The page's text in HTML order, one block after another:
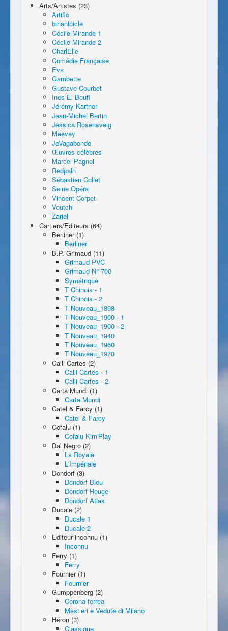
Arts/Artistes (23)
Artiflo
bihanloicle
Cécile Mirande 1
Cécile Mirande 2
CharlElie
Comédie Française
Eva
Gambette
Gustave Courbet
Ines El Boufi
Jérémy Kartner
Jean-Michel Bertin
Jessica Rosensveig
Maevey
JeVagabonde
Œuvres célèbres
Marcel Pagnol
Redpaln
Sébastien Collet
Seine Opéra
Vincent Corpet
Voutch
Zariel
Cartiers/Editeurs (64)
Berliner (1)
Berliner
B.P. Grimaud (11)
Grimaud PVC
Grimaud N° 700
Symétrique
T Chinois - 1
T Chinois - 2
T Nouveau_1898
T Nouveau_1900 - 1
T Nouveau_1900 - 2
T Nouveau_1940
T Nouveau_1960
T Nouveau_1970
Calli Cartes (2)
Calli Cartes - 1
Calli Cartes - 2
Carta Mundi (1)
Carta Mundi
Catel & Farcy (1)
Catel & Farcy
Cofalu (1)
Cofalu Kim'Play
Dal Negro (2)
La Royale
L'Impériale
Dondorf (3)
Dondorf Bleu
Dondorf Rouge
Dondorf Atlas
Ducale (2)
Ducale 1
Ducale 2
Editeur inconnu (1)
Inconnu
Ferry (1)
Ferry
Fournier (1)
Fournier
Gumppenberg (2)
Corona ferrea
Mestieri e Vedute di Milano
Héron (3)
Classique